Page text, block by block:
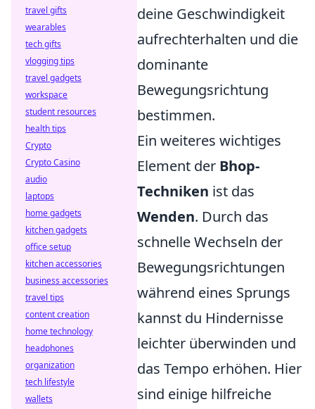
deine Geschwindigkeit
aufrechterhalten und die
dominante
Bewegungsrichtung
bestimmen.
Ein weiteres wichtiges
Element der Bhop-
Techniken ist das
Wenden. Durch das
schnelle Wechseln der
Bewegungsrichtungen
während eines Sprungs
kannst du Hindernisse
leichter überwinden und
das Tempo erhöhen. Hier
sind einige hilfreiche
travel gifts
wearables
tech gifts
vlogging tips
travel gadgets
workspace
student resources
health tips
Crypto
Crypto Casino
audio
laptops
home gadgets
kitchen gadgets
office setup
kitchen accessories
business accessories
travel tips
content creation
home technology
headphones
organization
tech lifestyle
wallets